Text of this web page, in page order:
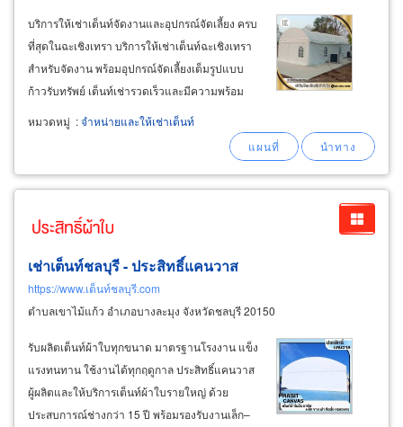
บริการให้เช่าเต็นท์จัดงานและอุปกรณ์จัดเลี้ยง ครบ
ที่สุดในฉะเชิงเทรา บริการให้เช่าเต็นท์ฉะเชิงเทรา
สำหรับจัดงาน พร้อมอุปกรณ์จัดเลี้ยงเต็มรูปแบบ
ก้าวรับทรัพย์ เต็นท์เช่ารวดเร็วและมีความพร้อม
เป็นอันดับหนึ่งในพื้นที่ฉะเชิงเทรา ชลบุรี บางแสน
พัทยา ปลวกแดง ระยอง และจังหวัดใกล้เคียง บริษัท
หมวดหมู่ :จำหน่ายและให้เช่าเต็นท์
เช่าเต็นท์ชลบุรี - ประสิทธิ์แคนวาส
https://www.เต็นท์ชลบุรี.com
ตำบลเขาไม้แก้ว อำเภอบางละมุง จังหวัดชลบุรี 20150
รับผลิตเต็นท์ผ้าใบทุกขนาด มาตรฐานโรงงาน แข็ง
แรงทนทาน ใช้งานได้ทุกฤดูกาล ประสิทธิ์แคนวาส
ผู้ผลิตและให้บริการเต็นท์ผ้าใบรายใหญ่ ด้วย
ประสบการณ์ช่างกว่า 15 ปี พร้อมรองรับงานเล็ก–